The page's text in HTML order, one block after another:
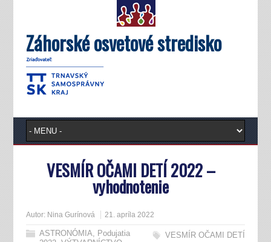
Záhorské osvetové stredisko
VESMÍR OČAMI DETÍ 2022 –
vyhodnotenie
Autor: Nina Gurínová 21. apríla 2022
ASTRONÓMIA, Podujatia
VESMÍR OČAMI DETÍ